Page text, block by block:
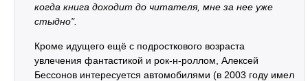
когда книга доходит до читателя, мне за нее уже
стыдно".
Кроме идущего ещё с подросткового возраста
увлечения фантастикой и рок-н-роллом, Алексей
Бессонов интересуется автомобилями (в 2003 году имел